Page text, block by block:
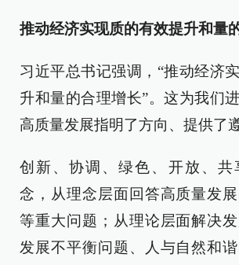
推动经济实现质的有效提升和量
习近平总书记强调，“推动经济
升和量的合理增长”。这为我们
高质量发展指明了方向、提供了遵
创新、协调、绿色、开放、共
念，从理念层面回答高质量发
等重大问题；从理论层面解决发
发展不平衡问题、人与自然和